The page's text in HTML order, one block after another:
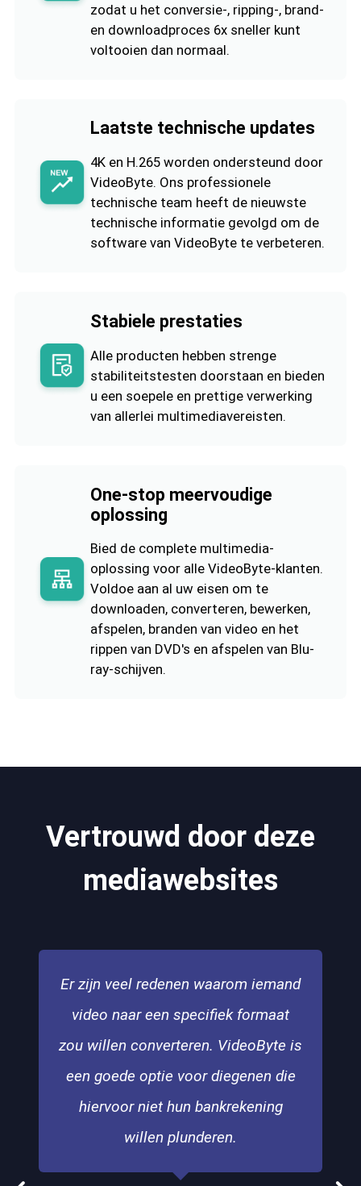
zodat u het conversie-, ripping-, brand-
en downloadproces 6x sneller kunt
voltooien dan normaal.
Laatste technische updates
4K en H.265 worden ondersteund door
VideoByte. Ons professionele
technische team heeft de nieuwste
technische informatie gevolgd om de
software van VideoByte te verbeteren.
Stabiele prestaties
Alle producten hebben strenge
stabiliteitstesten doorstaan en bieden
u een soepele en prettige verwerking
van allerlei multimediavereisten.
One-stop meervoudige
oplossing
Bied de complete multimedia-
oplossing voor alle VideoByte-klanten.
Voldoe aan al uw eisen om te
downloaden, converteren, bewerken,
afspelen, branden van video en het
rippen van DVD's en afspelen van Blu-
ray-schijven.
Vertrouwd door deze
mediawebsites
Er zijn veel redenen waarom iemand
video naar een specifiek formaat
zou willen converteren. VideoByte is
een goede optie voor diegenen die
hiervoor niet hun bankrekening
willen plunderen.